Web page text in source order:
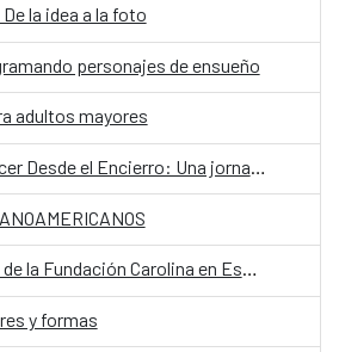
la idea a la foto
personajes de ensueño
adultos mayores
Lectura Para Florecer Desde el Encierro: Una jornada cultural
Charla sobre becas de la Fundación Carolina en España
y formas